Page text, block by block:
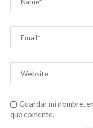
Guardar mi nombre,
que comente.